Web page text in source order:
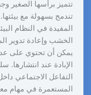
t
تتميز برأسها الصغير
تندمج بسهولة مع
المفيدة في النظام
الخشب وإعادة تدوير
يمكن أن تحتوي على
الإبادة عند
التفاعل الاجتماعي
المستعمرة في مهام